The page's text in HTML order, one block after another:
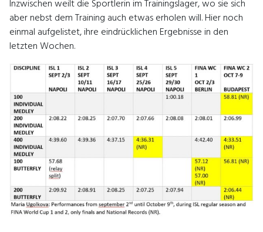
Inzwischen weilt die Sportlerin im Trainingslager, wo sie sich
aber nebst dem Training auch etwas erholen will. Hier noch
einmal aufgelistet, ihre eindrücklichen Ergebnisse in den
letzten Wochen.